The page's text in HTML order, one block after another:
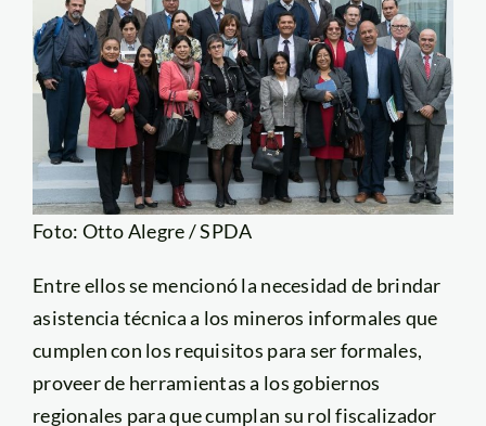
Foto: Otto Alegre / SPDA
Entre ellos se mencionó la necesidad de brindar
asistencia técnica a los mineros informales que
cumplen con los requisitos para ser formales,
proveer de herramientas a los gobiernos
regionales para que cumplan su rol fiscalizador